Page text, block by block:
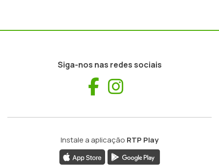
Siga-nos nas redes sociais
Facebook
Instale a aplicação RTP Play